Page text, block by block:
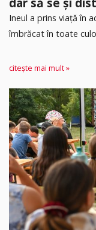
Ineul a prins viață în
îmbrăcat în toate
citește mai mult »